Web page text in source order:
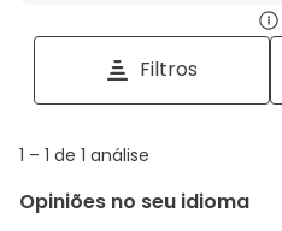
Filtros
1
1
1 – 1 de 1 análise
Opiniões no seu idioma